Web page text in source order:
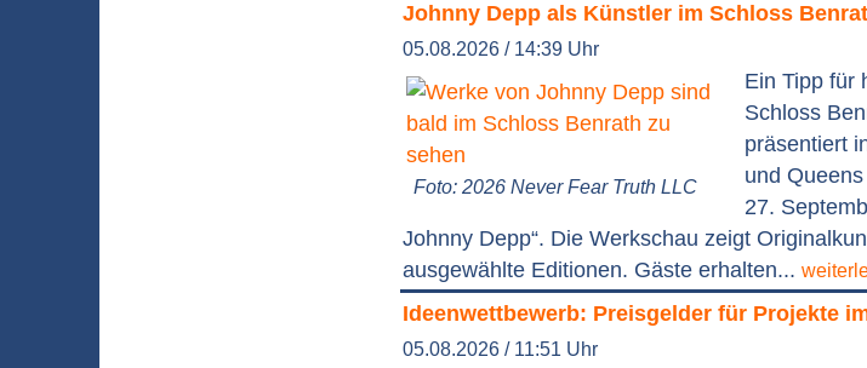
Johnny Depp als Künstler im Schloss
05.08.2026 / 14:39 Uhr
Foto: 2026 Never Fear Truth LLC
Ein Tipp für
Schloss
präsentiert
und
27.
Johnny Depp“. Die Werkschau zeigt
ausgewählte Editionen. Gäste erhalten...
Ideenwettbewerb: Preisgelder für Projekte
05.08.2026 / 11:51 Uhr